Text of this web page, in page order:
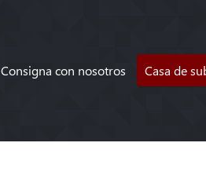
Consigna con nosotros Casa de